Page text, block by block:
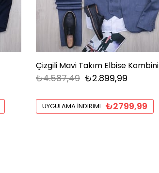
Çizgili Mavi Takım Elbise Kombini
₺2.899,99
₺4.587,49
UYGULAMA İNDIRIMI ₺2799,99